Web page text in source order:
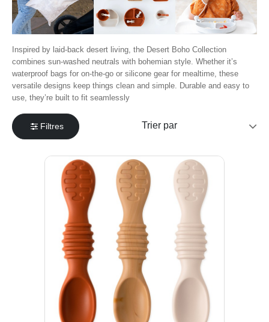
Inspired by laid-back desert living, the Desert Boho Collection
combines sun-washed neutrals with bohemian style. Whether it’s
waterproof bags for on-the-go or silicone gear for mealtime, these
versatile designs keep things clean and simple. Durable and easy to
use, they’re built to fit seamlessly
Filtres